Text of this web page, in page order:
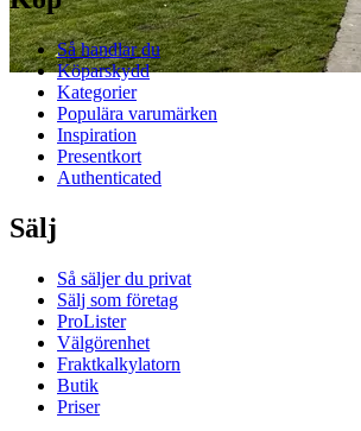
Så handlar du
Köparskydd
Kategorier
Populära varumärken
Inspiration
Presentkort
Authenticated
Sälj
Så säljer du privat
Sälj som företag
ProLister
Välgörenhet
Fraktkalkylatorn
Butik
Priser